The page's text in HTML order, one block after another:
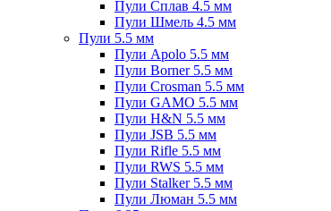
Пули Сплав 4.5 мм
Пули Шмель 4.5 мм
Пули 5.5 мм
Пули Apolo 5.5 мм
Пули Borner 5.5 мм
Пули Crosman 5.5 мм
Пули GAMO 5.5 мм
Пули H&N 5.5 мм
Пули JSB 5.5 мм
Пули Rifle 5.5 мм
Пули RWS 5.5 мм
Пули Stalker 5.5 мм
Пули Люман 5.5 мм